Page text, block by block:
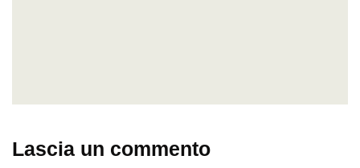
Lascia un commento